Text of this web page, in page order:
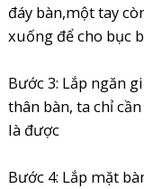
đáy bàn,một tay
xuống để cho bục
Bước 3: Lắp ngăn
thân bàn, ta chỉ
là được
Bước 4: Lắp mặt